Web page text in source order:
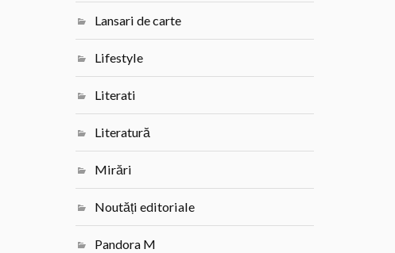
Lansari de carte
Lifestyle
Literati
Literatură
Mirări
Noutăți editoriale
Pandora M